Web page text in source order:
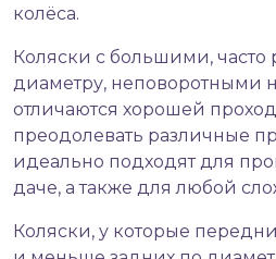
колёса.
Коляски с большими,
диаметру, неповоротными
отличаются хорошей
преодолевать различные
идеально подходят для
даче, а также для любой
Коляски, у которые